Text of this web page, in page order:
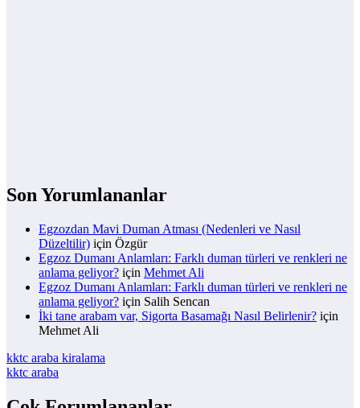
Son Yorumlananlar
Egzozdan Mavi Duman Atması (Nedenleri ve Nasıl
Düzeltilir) için Özgür
Egzoz Dumanı Anlamları: Farklı duman türleri ve renkleri ne
anlama geliyor? için Mehmet Ali
Egzoz Dumanı Anlamları: Farklı duman türleri ve renkleri ne
anlama geliyor? için Salih Sencan
İki tane arabam var, Sigorta Basamağı Nasıl Belirlenir? için
Mehmet Ali
kktc araba kiralama
kktc araba